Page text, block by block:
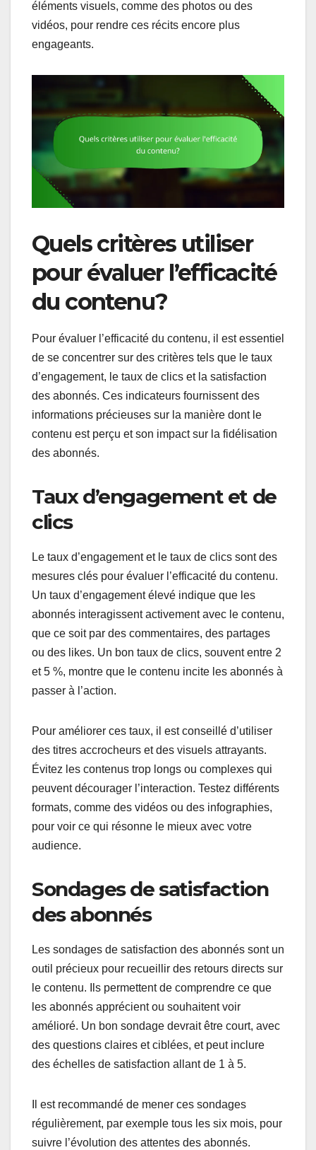
éléments visuels, comme des photos ou des
vidéos, pour rendre ces récits encore plus
engageants.
Quels critères utiliser
pour évaluer l’efficacité
du contenu?
Pour évaluer l’efficacité du contenu, il est essentiel
de se concentrer sur des critères tels que le taux
d’engagement, le taux de clics et la satisfaction
des abonnés. Ces indicateurs fournissent des
informations précieuses sur la manière dont le
contenu est perçu et son impact sur la fidélisation
des abonnés.
Taux d’engagement et de
clics
Le taux d’engagement et le taux de clics sont des
mesures clés pour évaluer l’efficacité du contenu.
Un taux d’engagement élevé indique que les
abonnés interagissent activement avec le contenu,
que ce soit par des commentaires, des partages
ou des likes. Un bon taux de clics, souvent entre 2
et 5 %, montre que le contenu incite les abonnés à
passer à l’action.
Pour améliorer ces taux, il est conseillé d’utiliser
des titres accrocheurs et des visuels attrayants.
Évitez les contenus trop longs ou complexes qui
peuvent décourager l’interaction. Testez différents
formats, comme des vidéos ou des infographies,
pour voir ce qui résonne le mieux avec votre
audience.
Sondages de satisfaction
des abonnés
Les sondages de satisfaction des abonnés sont un
outil précieux pour recueillir des retours directs sur
le contenu. Ils permettent de comprendre ce que
les abonnés apprécient ou souhaitent voir
amélioré. Un bon sondage devrait être court, avec
des questions claires et ciblées, et peut inclure
des échelles de satisfaction allant de 1 à 5.
Il est recommandé de mener ces sondages
régulièrement, par exemple tous les six mois, pour
suivre l’évolution des attentes des abonnés.